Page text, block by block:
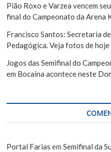
Pião Roxo e Varzea vencem
final do Campeonato da Arena
Francisco Santos: Secretaria
Pedagógica. Veja fotos de
Jogos das Semifinal do
em Bocaina acontece neste
Portal Farias emSemifinal da